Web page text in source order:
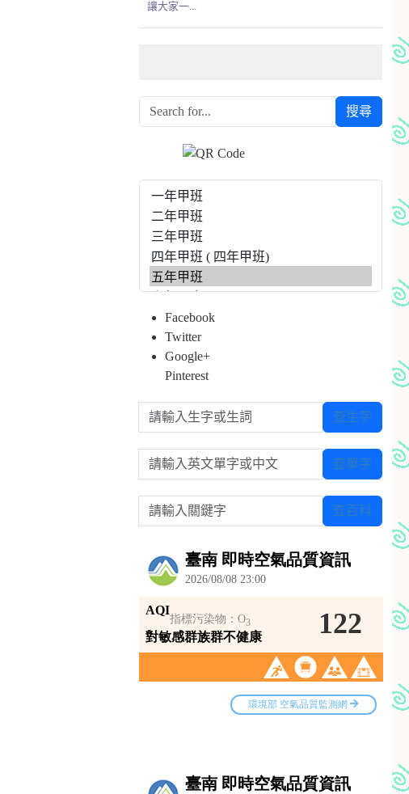
讓大家一...
搜尋
Facebook
Twitter
Google+
Pinterest
請輸入生字或生詞 查生字
請輸入英文單字或中文 查單字
請輸入關鍵字 查百科